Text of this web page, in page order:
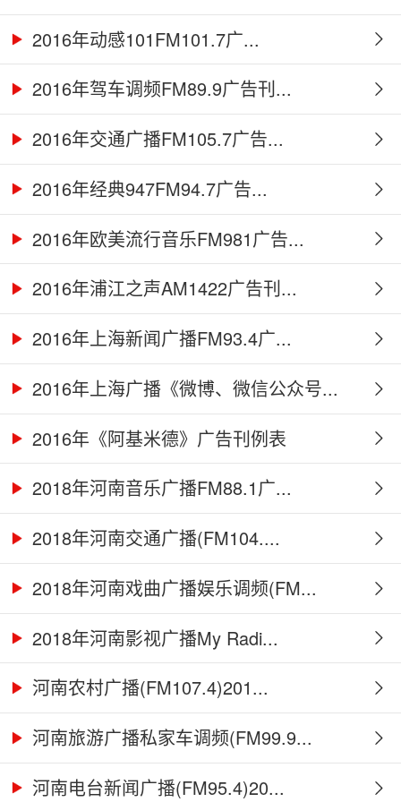
2016年动感101FM101.7广...
2016年驾车调频FM89.9广告刊...
2016年交通广播FM105.7广告...
2016年经典947FM94.7广告...
2016年欧美流行音乐FM981广告...
2016年浦江之声AM1422广告刊...
2016年上海新闻广播FM93.4广...
2016年上海广播《微博、微信公众号...
2016年《阿基米德》广告刊例表
2018年河南音乐广播FM88.1广...
2018年河南交通广播(FM104....
2018年河南戏曲广播娱乐调频(FM...
2018年河南影视广播My Radi...
河南农村广播(FM107.4)201...
河南旅游广播私家车调频(FM99.9...
河南电台新闻广播(FM95.4)20...